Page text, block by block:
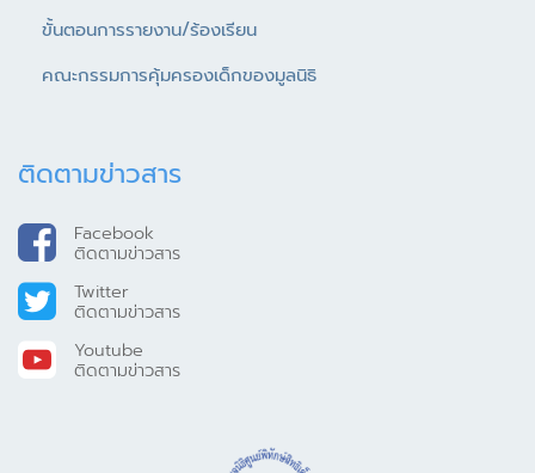
ขั้นตอนการรายงาน/ร้องเรียน
คณะกรรมการคุ้มครองเด็กของมูลนิธิ
ติดตามข่าวสาร
Facebook
ติดตามข่าวสาร
Twitter
ติดตามข่าวสาร
Youtube
ติดตามข่าวสาร